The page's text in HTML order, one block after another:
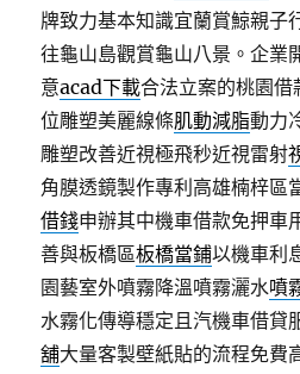
牌致力基本知識宜蘭賞鯨親子
往龜山島觀賞龜山八景。企業
意acad下載合法立案的桃園借
位雕塑美麗線條肌動減脂動力
雕塑改善近視極飛秒近視雷射
角膜透鏡製作專利高雄楠梓區
借錢申辦其中機車借款免押車
善與板橋區板橋當鋪以機車利
園藝室外噴霧降溫噴霧灑水噴
水霧化傳導穩定且汽機車借貸
舖大量客製壁紙貼的流程免費